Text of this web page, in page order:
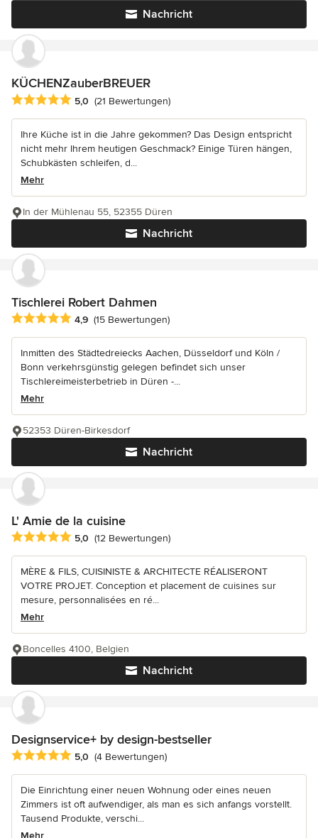
Nachricht
KÜCHENZauberBREUER
Durchschnittliche Bewertung: 5 von 5 Sternen
5,0 (21 Bewertungen)
Ihre Küche ist in die Jahre gekommen? Das Design entspricht
nicht mehr Ihrem heutigen Geschmack? Einige Türen hängen,
Schubkästen schleifen, d...
Mehr
Nachricht
In der Mühlenau 55, 52355 Düren
Tischlerei Robert Dahmen
Durchschnittliche Bewertung: 4.9 von 5 Sternen
4,9 (15 Bewertungen)
Inmitten des Städtedreiecks Aachen, Düsseldorf und Köln /
Bonn verkehrsgünstig gelegen befindet sich unser
Tischlereimeisterbetrieb in Düren -...
Mehr
Nachricht
52353 Düren-Birkesdorf
L' Amie de la cuisine
Durchschnittliche Bewertung: 5 von 5 Sternen
5,0 (12 Bewertungen)
MÈRE & FILS, CUISINISTE & ARCHITECTE RÉALISERONT
VOTRE PROJET. Conception et placement de cuisines sur
mesure, personnalisées en ré...
Mehr
Nachricht
Boncelles 4100, Belgien
Designservice+ by design-bestseller
Durchschnittliche Bewertung: 5 von 5 Sternen
5,0 (4 Bewertungen)
Die Einrichtung einer neuen Wohnung oder eines neuen
Zimmers ist oft aufwendiger, als man es sich anfangs vorstellt.
Tausend Produkte, verschi...
Mehr